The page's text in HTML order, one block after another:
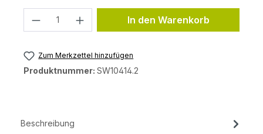
Produkt Anzahl: Gib den
In den Warenkorb
Zum Merkzettel hinzufügen
Produktnummer: SW10414.2
Beschreibung